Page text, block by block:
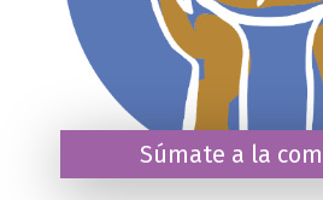
Súmate a la